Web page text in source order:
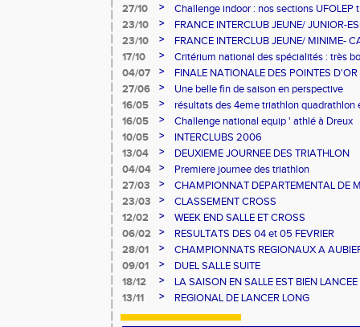
27/10
>
Challenge indoor : nos sections UFOLEP
23/10
>
FRANCE INTERCLUB JEUNE/ JUNIOR-
difficulté que l'on reconnait les "grandes"
23/10 >
FRANCE INTERCLUB JEUNE/ MINIME-
toujours plus loin, toujours plus haut
17/10 >
Critérium national des spécialités : très
équipes qualifiées
04/07 >
FINALE NATIONALE DES POINTES D'OR
27/06
>
Une belle fin de saison en perspective
16/05
>
résultats des 4eme triathlon
16/05
>
Challenge national equip ' athlé à Dreux
10/05
>
INTERCLUBS 2006
13/04
>
DEUXIEME JOURNEE DES TRIATHLON
04/04
>
Premiere journee des triathlon
27/03
>
CHAMPIONNAT DEPARTEMENTAL DE
23/03
>
CLASSEMENT CROSS
12/02
>
WEEK END SALLE ET CROSS
06/02
>
RESULTATS DES 04 et 05 FEVRIER
28/01
>
CHAMPIONNATS REGIONAUX A
09/01
>
DUEL SALLE SUITE
18/12
>
LA SAISON EN SALLE EST BIEN LANCEE
13/11
> REGIONAL DE LANCER LONG